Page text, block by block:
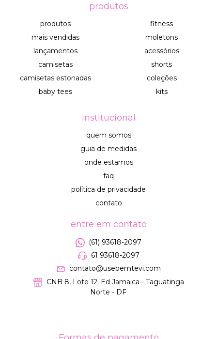
produtos
produtos
mais vendidas
lançamentos
camisetas
camisetas estonadas
baby tees
fitness
moletons
acessórios
shorts
coleções
kits
institucional
quem somos
guia de medidas
onde estamos
faq
política de privacidade
contato
entre em contato
(61) 93618-2097
61 93618-2097
contato@usebemtevi.com
CNB 8, Lote 12. Ed Jamaica - Taguatinga
Norte - DF